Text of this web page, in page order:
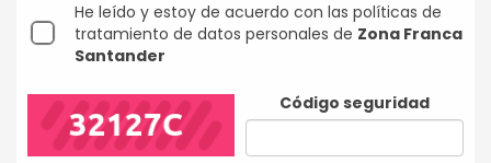
He leído y estoy de acuerdo con las políticas de
tratamiento de datos personales de Zona Franca
Santander
Código seguridad